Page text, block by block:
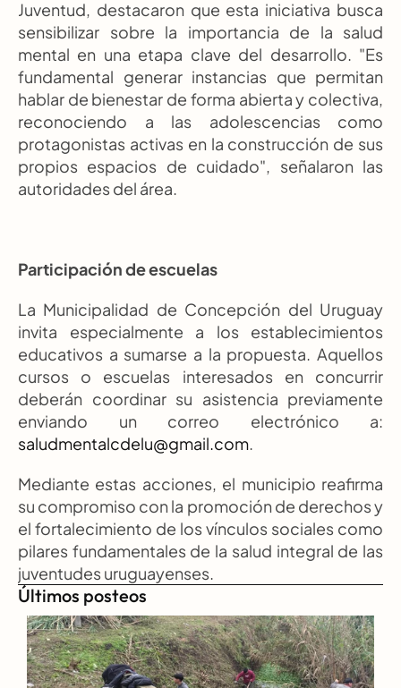
Juventud, destacaron que esta iniciativa busca
sensibilizar sobre la importancia de la salud
mental en una etapa clave del desarrollo. "Es
fundamental generar instancias que permitan
hablar de bienestar de forma abierta y colectiva,
reconociendo a las adolescencias como
protagonistas activas en la construcción de sus
propios espacios de cuidado", señalaron las
autoridades del área.
Participación de escuelas
La Municipalidad de Concepción del Uruguay
invita especialmente a los establecimientos
educativos a sumarse a la propuesta. Aquellos
cursos o escuelas interesados en concurrir
deberán coordinar su asistencia previamente
saludmentalcdelu@gmail.com.
Mediante estas acciones, el municipio reafirma
su compromiso con la promoción de derechos y
el fortalecimiento de los vínculos sociales como
pilares fundamentales de la salud integral de las
juventudes uruguayenses.
Últimos posteos